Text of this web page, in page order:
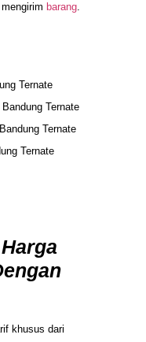
barang.
Ternate
Ternate
Ternate
Ternate
khusus dari